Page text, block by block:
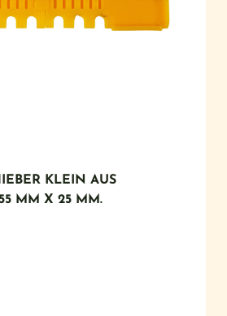
KLEIN AUS
MM X 25 MM.